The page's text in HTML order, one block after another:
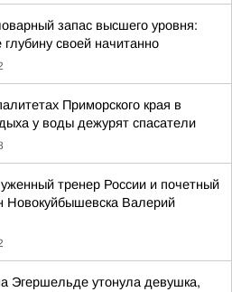
запас высшего уровня:
глубину своей начитанно
Приморского края в
у воды дежурят спасатели
тренер России и почетный
Новокуйбышевска Валерий
Эгершельде утонула девушка,